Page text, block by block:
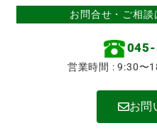
お問合せ・ご相
営業時間 : 9:30〜
お問